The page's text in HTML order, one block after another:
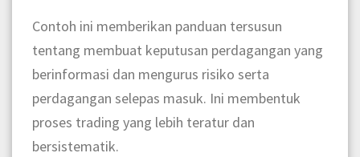
Contoh ini memberikan panduan tersusun
tentang membuat keputusan perdagangan yang
berinformasi dan mengurus risiko serta
perdagangan selepas masuk. Ini membentuk
proses trading yang lebih teratur dan
bersistematik.